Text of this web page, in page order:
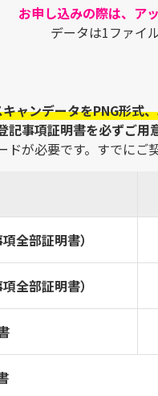
お申し込みの際は、ア
データは1ファイ
ャンデータをPNG形式
事項証明書を必ずご用
が必要です。すでにご
全部証明書）
全部証明書）